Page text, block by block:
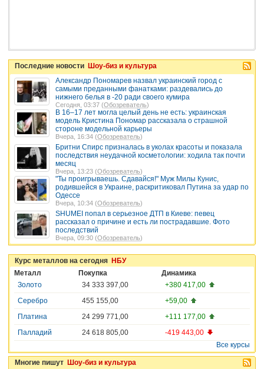
Последние новости Шоу-биз и культура
Александр Пономарев назвал украинский город с
самыми преданными фанатками: раздевались до
нижнего белья в -20 ради своего кумира
Сегодня, 03:37 (Обозреватель)
В 16–17 лет могла целый день не есть: украинская
модель Кристина Пономар рассказала о страшной
стороне модельной карьеры
Вчера, 16:34 (Обозреватель)
Бритни Спирс призналась в уколах красоты и показала
последствия неудачной косметологии: ходила так почти
месяц
Вчера, 13:23 (Обозреватель)
"Ты проигрываешь. Сдавайся!" Муж Милы Кунис,
родившейся в Украине, раскритиковал Путина за удар по
Одессе
Вчера, 10:34 (Обозреватель)
SHUMEI попал в серьезное ДТП в Киеве: певец
рассказал о причине и есть ли пострадавшие. Фото
последствий
Вчера, 09:30 (Обозреватель)
Курс металлов на сегодня НБУ
Металл
Покупка
Динамика
Золото
34 333 397,00
+380 417,00
Серебро
455 155,00
+59,00
Платина
24 299 771,00
+111 177,00
Палладий
24 618 805,00
-419 443,00
Все курсы
Многие пишут Шоу-биз и культура